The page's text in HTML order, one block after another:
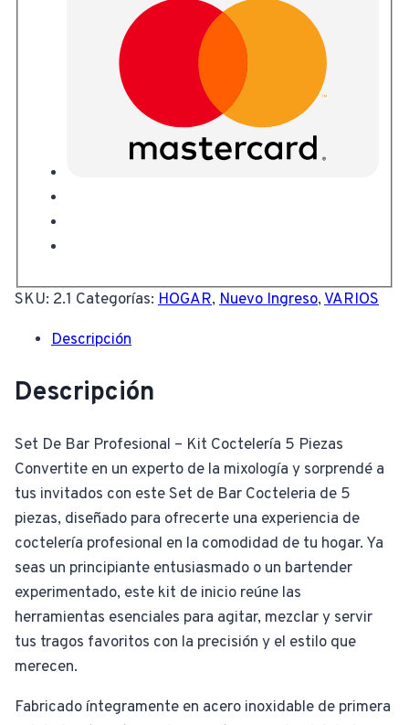
SKU: 2.1 Categorías: HOGAR, Nuevo Ingreso,VARIOS
Descripción
Descripción
Set De Bar Profesional – Kit Coctelería 5 Piezas
Convertite en un experto de la mixología y sorprendé a
tus invitados con este Set de Bar Cocteleria de 5
piezas, diseñado para ofrecerte una experiencia de
coctelería profesional en la comodidad de tu hogar. Ya
seas un principiante entusiasmado o un bartender
experimentado, este kit de inicio reúne las
herramientas esenciales para agitar, mezclar y servir
tus tragos favoritos con la precisión y el estilo que
merecen.
Fabricado íntegramente en acero inoxidable de primera